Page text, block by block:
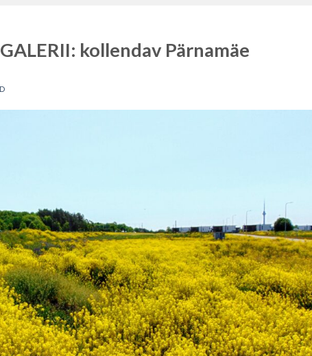
kollendav Pärnamäe